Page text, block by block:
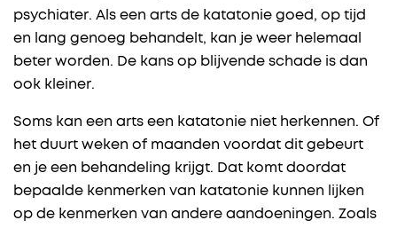
psychiater. Als een arts de katatonie goed, op tijd
en lang genoeg behandelt, kan je weer helemaal
beter worden. De kans op blijvende schade is dan
ook kleiner.
Soms kan een arts een katatonie niet herkennen. Of
het duurt weken of maanden voordat dit gebeurt
en je een behandeling krijgt. Dat komt doordat
bepaalde kenmerken van katatonie kunnen lijken
op de kenmerken van andere aandoeningen. Zoals